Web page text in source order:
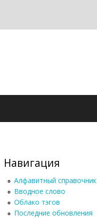
Навигация
Алфавитный справочник
Вводное слово
Облако тэгов
Последние обновления